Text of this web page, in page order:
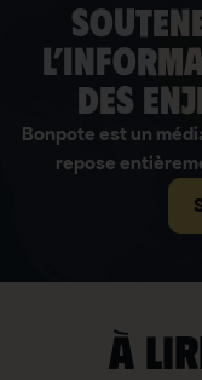
des
Bonpote est un
repose
À